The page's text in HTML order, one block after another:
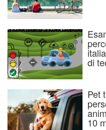
di
Pet
10